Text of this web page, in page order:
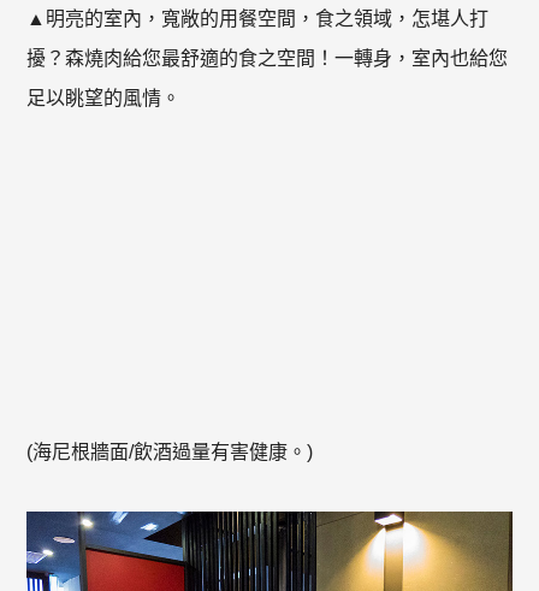
▲明亮的室內，寬敞的用餐空間，食之領域，怎堪人打
擾？森燒肉給您最舒適的食之空間！一轉身，室內也給您
足以眺望的風情。
(海尼根牆面/飲酒過量有害健康。)